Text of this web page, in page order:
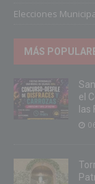
Elecciones
MÁS
el